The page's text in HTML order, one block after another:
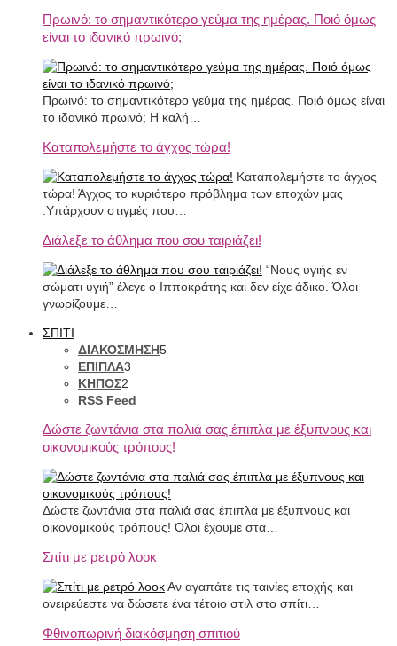
Πρωινό: το σημαντικότερο γεύμα της ημέρας. Ποιό όμως
είναι το ιδανικό πρωινό;
Πρωινό: το σημαντικότερο γεύμα της ημέρας. Ποιό όμως είναι
το ιδανικό πρωινό; Η καλή…
Καταπολεμήστε το άγχος τώρα!
Καταπολεμήστε το άγχος
τώρα! Άγχος το κυριότερο πρόβλημα των εποχών μας
.Υπάρχουν στιγμές που…
Διάλεξε το άθλημα που σου ταιριάζει!
“Νους υγιής εν
σώματι υγιή” έλεγε ο Ιπποκράτης και δεν είχε άδικο. Όλοι
γνωρίζουμε…
ΣΠΙΤΙ
ΔΙΑΚΟΣΜΗΣΗ5
ΕΠΙΠΛΑ3
ΚΗΠΟΣ2
RSS Feed
Δώστε ζωντάνια στα παλιά σας έπιπλα με έξυπνους και
οικονομικούς τρόπους!
Δώστε ζωντάνια στα παλιά σας έπιπλα με έξυπνους και
οικονομικούς τρόπους! Όλοι έχουμε στα…
Σπίτι με ρετρό λοοκ
Αν αγαπάτε τις ταινίες εποχής και
ονειρεύεστε να δώσετε ένα τέτοιο στιλ στο σπίτι…
Φθινοπωρινή διακόσμηση σπιτιού